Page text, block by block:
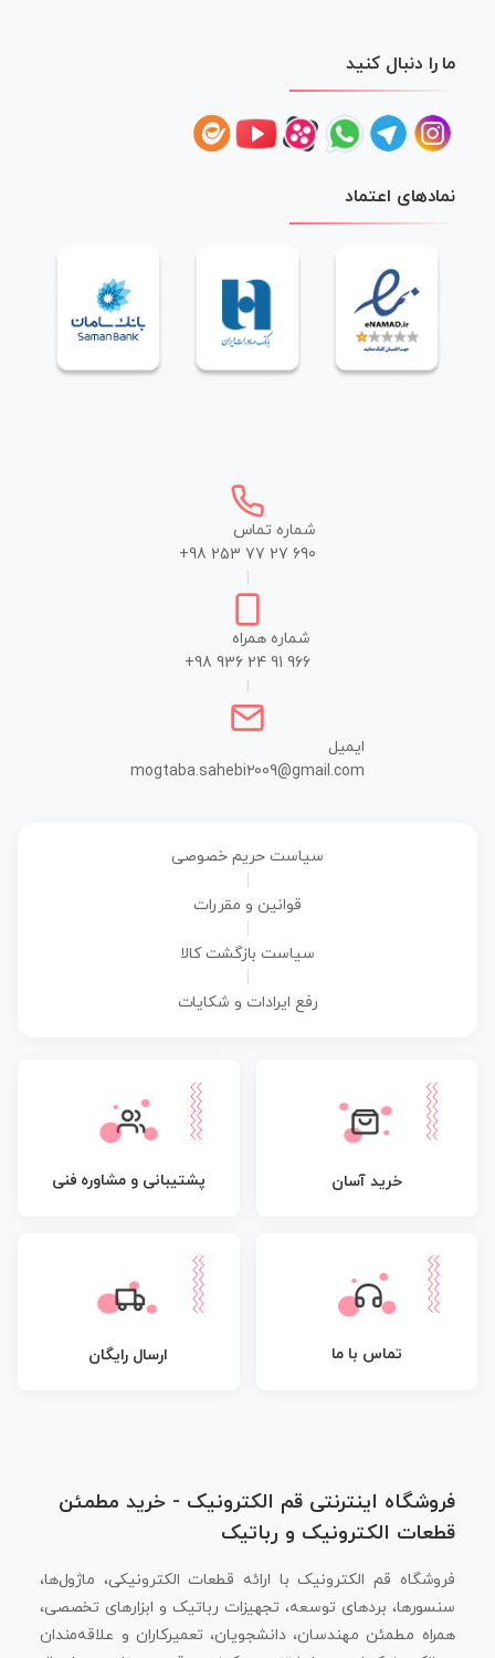
ما را دنبال کنید
نمادهای اعتماد
شماره تماس
+98 253 77 27 690
شماره همراه
+98 936 24 91 966
ایمیل
mogtaba.sahebi2009@gmail.com
سیاست حریم خصوصی
قوانین و مقررات
سیاست بازگشت کالا
رفع ایرادات و شکایات
خرید آسان پشتیبانی و مشاوره فنی
تماس با ما ارسال رایگان
فروشگاه اینترنتی قم الکترونیک - خرید مطمئن
قطعات الکترونیک و رباتیک
فروشگاه قم الکترونیک با ارائه قطعات الکترونیکی، ماژول‌ها،
سنسورها، بردهای توسعه، تجهیزات رباتیک و ابزارهای تخصصی،
همراه مطمئن مهندسان، دانشجویان، تعمیرکاران و علاقه‌مندان